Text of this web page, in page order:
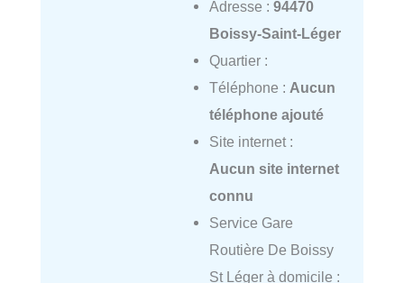
Adresse : 94470
Boissy-Saint-Léger
Quartier :
Téléphone : Aucun
téléphone ajouté
Site internet :
Aucun site internet
connu
Service Gare
Routière De Boissy
St Léger à domicile :